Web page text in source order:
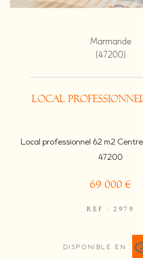
Marmande
(47200)
Local professionnel
Local professionnel 62 m2
47200
69 000 €
REF : 2979
DISPONIBLE EN